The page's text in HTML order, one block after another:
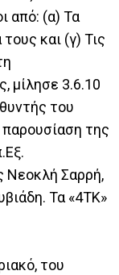
από: (α) Τα
και (γ) Τις
μίλησε 3.6.10
του
της
Νεοκλή Σαρρή,
Τα «4ΤΚ»
του